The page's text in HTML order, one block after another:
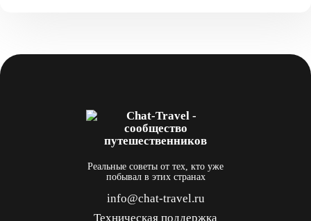
Реальные советы от тех, кто уже
побывал в этих странах
info@chat-travel.ru
Техническая поддержка